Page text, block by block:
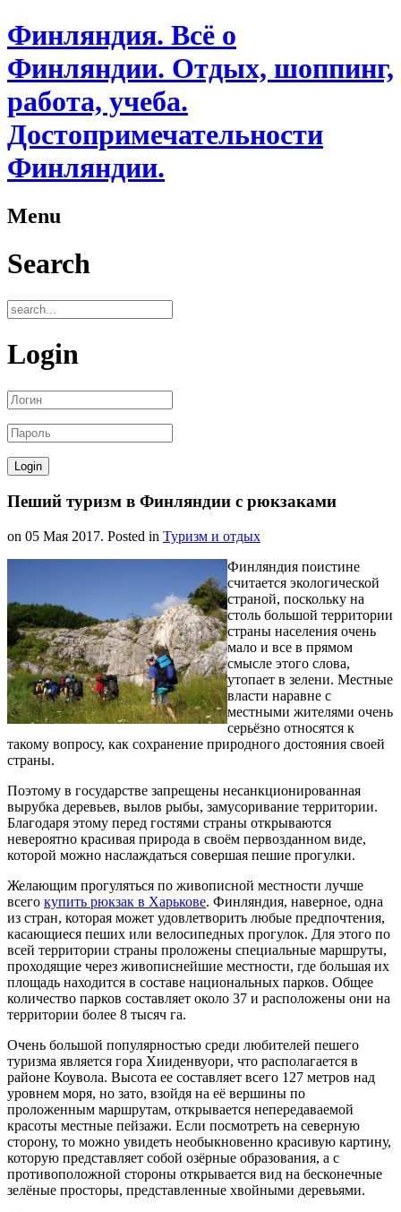
Финляндия. Всё о
Финляндии. Отдых, шоппинг,
работа, учеба.
Достопримечательности
Финляндии.
Menu
Search
Login
Пеший туризм в Финляндии с рюкзаками
on 05 Мая 2017. Posted in Туризм и отдых
Финляндия поистине
считается экологической
страной, поскольку на
столь большой территории
страны населения очень
мало и все в прямом
смысле этого слова,
утопает в зелени. Местные
власти наравне с
местными жителями очень
серьёзно относятся к
такому вопросу, как сохранение природного достояния своей
страны.
Поэтому в государстве запрещены несанкционированная
вырубка деревьев, вылов рыбы, замусоривание территории.
Благодаря этому перед гостями страны открываются
невероятно красивая природа в своём первозданном виде,
которой можно наслаждаться совершая пешие прогулки.
Желающим прогуляться по живописной местности лучше
всего купить рюкзак в Харькове. Финляндия, наверное, одна
из стран, которая может удовлетворить любые предпочтения,
касающиеся пеших или велосипедных прогулок. Для этого по
всей территории страны проложены специальные маршруты,
проходящие через живописнейшие местности, где большая их
площадь находится в составе национальных парков. Общее
количество парков составляет около 37 и расположены они на
территории более 8 тысяч га.
Очень большой популярностью среди любителей пешего
туризма является гора Хииденвуори, что располагается в
районе Коувола. Высота ее составляет всего 127 метров над
уровнем моря, но зато, взойдя на её вершины по
проложенным маршрутам, открывается непередаваемой
красоты местные пейзажи. Если посмотреть на северную
сторону, то можно увидеть необыкновенно красивую картину,
которую представляет собой озёрные образования, а с
противоположной стороны открывается вид на бесконечные
зелёные просторы, представленные хвойными деревьями.